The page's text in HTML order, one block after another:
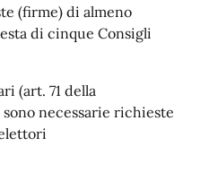
(firme) di almeno
di cinque Consigli
(art. 71 della
necessarie richieste